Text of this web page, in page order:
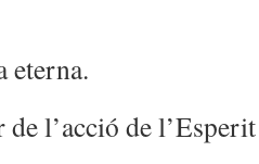
eterna.
l’acció de